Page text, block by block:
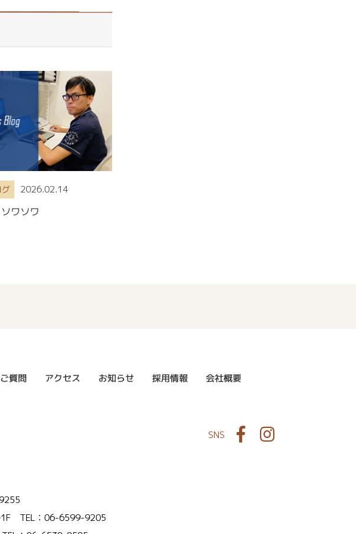
2026.02.14
ワソワ
質問 アクセス お知らせ 採用情報 会社概要
1F TEL：06-6599-9205
SNS Facebook